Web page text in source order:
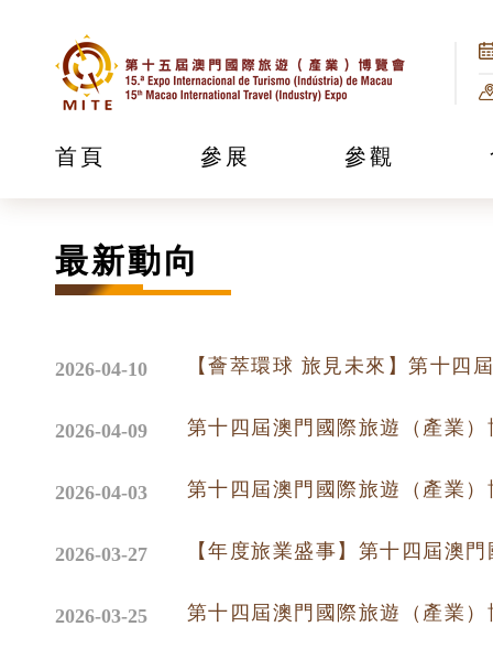
首頁 參展 參觀
最新動向
2026-04-10 【薈萃環球 旅見未來】第十四
2026-04-09
2026-04-03 第十四屆澳門國際旅遊（產業
2026-03-27 【年度旅業盛事】第十四屆澳
2026-03-25 第十四屆澳門國際旅遊（產業